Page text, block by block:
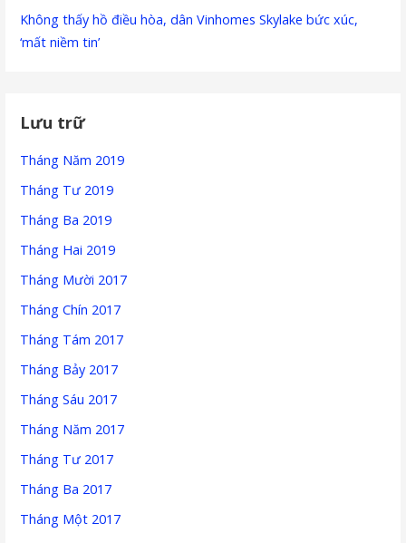
Không thấy hồ điều hòa, dân Vinhomes Skylake bức xúc,
‘mất niềm tin’
Lưu trữ
Tháng Năm 2019
Tháng Tư 2019
Tháng Ba 2019
Tháng Hai 2019
Tháng Mười 2017
Tháng Chín 2017
Tháng Tám 2017
Tháng Bảy 2017
Tháng Sáu 2017
Tháng Năm 2017
Tháng Tư 2017
Tháng Ba 2017
Tháng Một 2017